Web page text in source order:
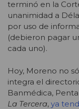
terminó en la
unanimidad a
por uso de
(debieron pagar
cada uno).
Hoy, Moreno no
integra el
Banmédica,
La Tercera, ya